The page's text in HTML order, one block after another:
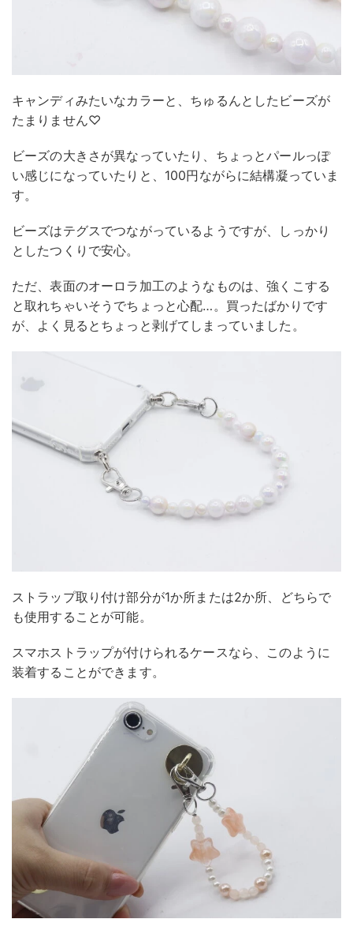
キャンディみたいなカラーと、ちゅるんとしたビーズが
たまりません♡
ビーズの大きさが異なっていたり、ちょっとパールっぽ
い感じになっていたりと、100円ながらに結構凝っていま
す。
ビーズはテグスでつながっているようですが、しっかり
としたつくりで安心。
ただ、表面のオーロラ加工のようなものは、強くこする
と取れちゃいそうでちょっと心配…。買ったばかりです
が、よく見るとちょっと剥げてしまっていました。
ストラップ取り付け部分が1か所または2か所、どちらで
も使用することが可能。
スマホストラップが付けられるケースなら、このように
装着することができます。